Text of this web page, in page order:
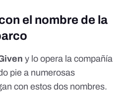
el nombre de la
y lo opera la compañía
pie a numerosas
con estos dos nombres.